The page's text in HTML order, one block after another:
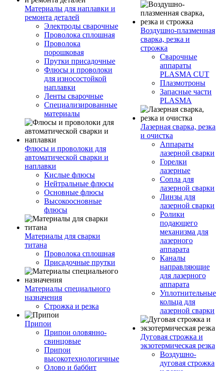
Материалы для наплавки и
ремонта деталей
Электроды сварочные
Проволока сплошная
Проволока
порошковая
Прутки присадочные
Флюсы и проволоки
для износостойкой
наплавки
Ленты сварочные
Специализированные
материалы
Флюсы и проволоки для
автоматической сварки и
наплавки
Кислые флюсы
Нейтральные флюсы
Основные флюсы
Высокоосновные
флюсы
Материалы для сварки
титана
Проволока сплошная
Присадочные прутки
Материалы специального
назначения
Строжка и резка
Припои
Припои оловянно-
свинцовые
Припои
высокотехнологичные
Олово и баббит
Воздушно-плазменная
сварка, резка и
строжка
Сварочные
аппараты
PLASMA CUT
Плазмотроны
Запасные части
PLASMA
Лазерная сварка, резка
и очистка
Аппараты
лазерной сварки
Горелки
лазерные
Сопла для
лазерной сварки
Линзы для
лазерной сварки
Ролики
подающего
механизма для
лазерного
аппарата
Каналы
направляющие
для лазерного
аппарата
Уплотнительные
кольца для
лазерной сварки
Дуговая строжка и
экзотермическая резка
Воздушно-
дуговая строжка